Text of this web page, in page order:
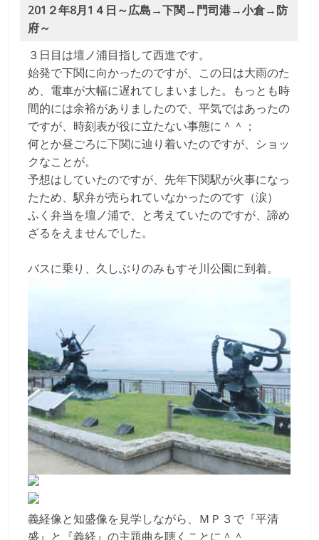
201２年8月1４日～広島→下関→門司港→小倉→防
府～
３日目は壇ノ浦目指して西進です。
始発で下関に向かったのですが、この日は大雨のた
め、電車が大幅に遅れてしまいました。もっとも時
間的には余裕がありましたので、平気ではあったの
ですが、時刻表が役に立たない事態に＾＾；
何とか昼ごろに下関に辿り着いたのですが、ショッ
クなことが。
予想はしていたのですが、先年下関駅が火事になっ
たため、駅弁が売られていなかったのです（涙）
ふく弁当を壇ノ浦で、と考えていたのですが、諦め
ざるをえませんでした。
バスに乗り、久しぶりのみもすそ川公園に到着。
義経像と知盛像を見学しながら、ＭＰ３で『平清
盛』と『義経』の主題曲を聴くことに＾＾